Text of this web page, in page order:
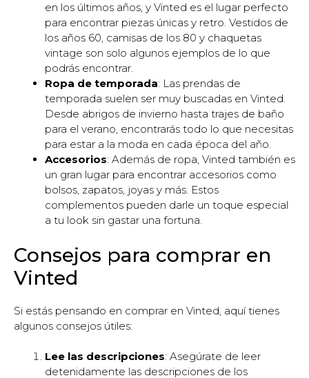
en los últimos años, y Vinted es el lugar perfecto
para encontrar piezas únicas y retro. Vestidos de
los años 60, camisas de los 80 y chaquetas
vintage son solo algunos ejemplos de lo que
podrás encontrar.
Ropa de temporada: Las prendas de
temporada suelen ser muy buscadas en Vinted.
Desde abrigos de invierno hasta trajes de baño
para el verano, encontrarás todo lo que necesitas
para estar a la moda en cada época del año.
Accesorios: Además de ropa, Vinted también es
un gran lugar para encontrar accesorios como
bolsos, zapatos, joyas y más. Estos
complementos pueden darle un toque especial
a tu look sin gastar una fortuna.
Consejos para comprar en
Vinted
Si estás pensando en comprar en Vinted, aquí tienes
algunos consejos útiles:
Lee las descripciones: Asegúrate de leer
detenidamente las descripciones de los